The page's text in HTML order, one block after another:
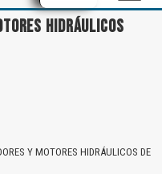
HIDRÁULICOS
Y MOTORES HIDRÁULICOS DE